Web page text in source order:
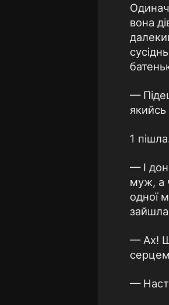
вона
—
якийсь
1
— І
муж, а
одної
— Ах!
—